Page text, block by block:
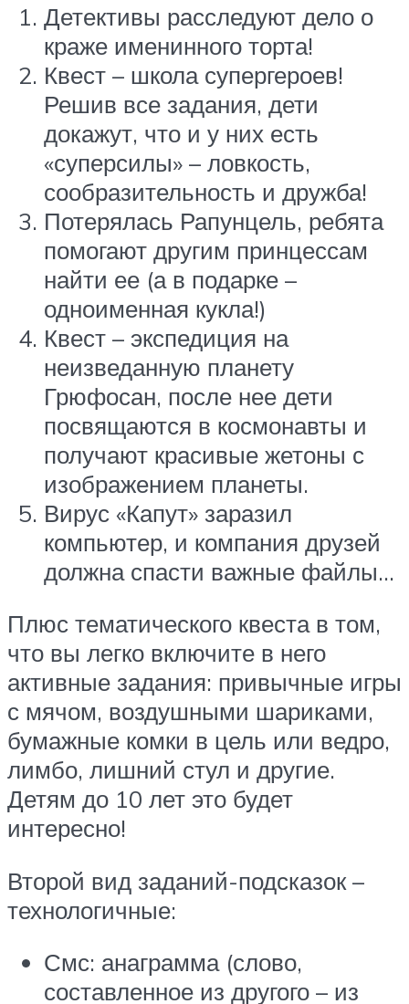
Детективы расследуют дело о
краже именинного торта!
Квест – школа супергероев!
Решив все задания, дети
докажут, что и у них есть
«суперсилы» – ловкость,
сообразительность и дружба!
Потерялась Рапунцель, ребята
помогают другим принцессам
найти ее (а в подарке –
одноименная кукла!)
Квест – экспедиция на
неизведанную планету
Грюфосан, после нее дети
посвящаются в космонавты и
получают красивые жетоны с
изображением планеты.
Вирус «Капут» заразил
компьютер, и компания друзей
должна спасти важные файлы…
Плюс тематического квеста в том,
что вы легко включите в него
активные задания: привычные игры
с мячом, воздушными шариками,
бумажные комки в цель или ведро,
лимбо, лишний стул и другие.
Детям до 10 лет это будет
интересно!
Второй вид заданий-подсказок –
технологичные:
Смс: анаграмма (слово,
составленное из другого – из